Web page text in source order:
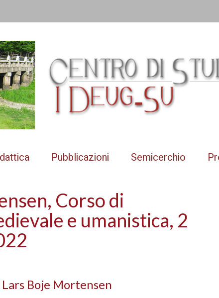
Pubblicazioni Semicerchio
Corso di
e umanistica, 2
Lars Boje Mortensen